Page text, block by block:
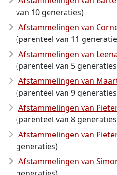
van 10 generaties)
Afstammelingen van
(parenteel van 11
Afstammelingen van
(parenteel van 5
Afstammelingen van
(parenteel van 9
Afstammelingen van
(parenteel van 8
Afstammelingen van
generaties)
Afstammelingen van